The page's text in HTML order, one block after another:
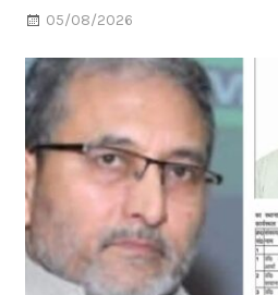
05/08/2026